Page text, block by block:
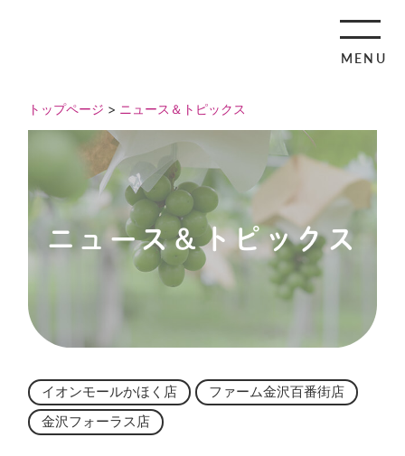
MENU
トップページ > ニュース＆トピックス
ニュース＆トピックス
イオンモールかほく店
ファーム金沢百番街店
金沢フォーラス店